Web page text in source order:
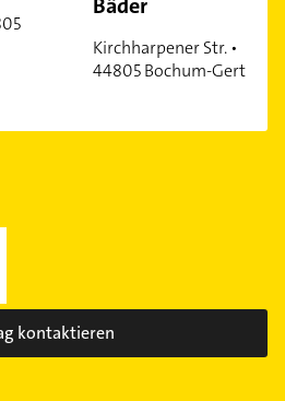
Kirchharpener Str. •
44805 Bochum-Gerthe
kontaktieren